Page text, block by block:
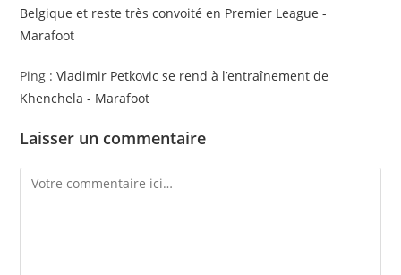
Belgique et reste très convoité en Premier League -
Marafoot
Ping :Vladimir Petkovic se rend à l’entraînement de
Khenchela - Marafoot
Laisser un commentaire
Comment